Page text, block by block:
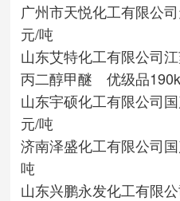
广州市天悦化工有限公司
元/吨
山东艾特化工有限公司
丙二醇甲醚 优级品
山东宇硕化工有限公司
元/吨
济南泽盛化工有限公司
吨
山东兴鹏永发化工有限公